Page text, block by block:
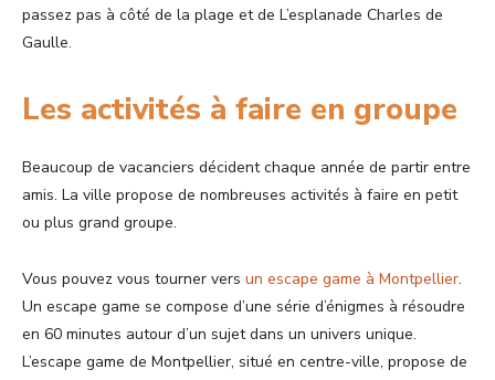
passez pas à côté de la plage et de L’esplanade Charles de
Gaulle.
Les activités à faire en groupe
Beaucoup de vacanciers décident chaque année de partir entre
amis. La ville propose de nombreuses activités à faire en petit
ou plus grand groupe.
Vous pouvez vous tourner vers un escape game à Montpellier.
Un escape game se compose d’une série d’énigmes à résoudre
en 60 minutes autour d’un sujet dans un univers unique.
L’escape game de Montpellier, situé en centre-ville, propose de